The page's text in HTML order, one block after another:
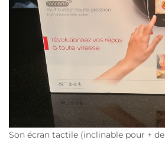
Son écran tactile (inclinable pour +